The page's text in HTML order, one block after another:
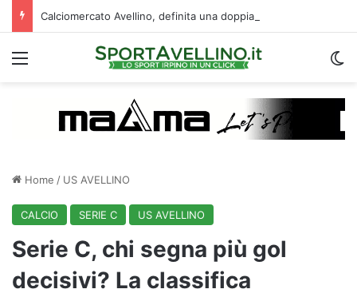
Menu
Home / US AVELLINO
CALCIO SERIE C US AVELLINO
Serie C, chi segna più gol
decisivi? La classifica